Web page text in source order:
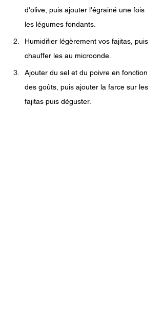
d'olive, puis ajouter l'égrainé une fois
les légumes fondants.
Humidifier légèrement vos fajitas, puis
chauffer les au microonde.
Ajouter du sel et du poivre en fonction
des goûts, puis ajouter la farce sur les
fajitas puis déguster.